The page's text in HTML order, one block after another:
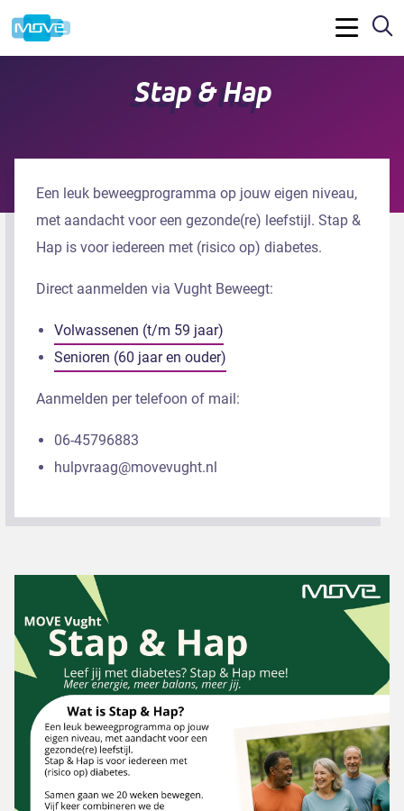
Stap & Hap
Een leuk beweegprogramma op jouw eigen niveau,
met aandacht voor een gezonde(re) leefstijl. Stap &
Hap is voor iedereen met (risico op) diabetes.
Direct aanmelden via Vught Beweegt:
Volwassenen (t/m 59 jaar)
Senioren (60 jaar en ouder)
Aanmelden per telefoon of mail:
06-45796883
hulpvraag@movevught.nl